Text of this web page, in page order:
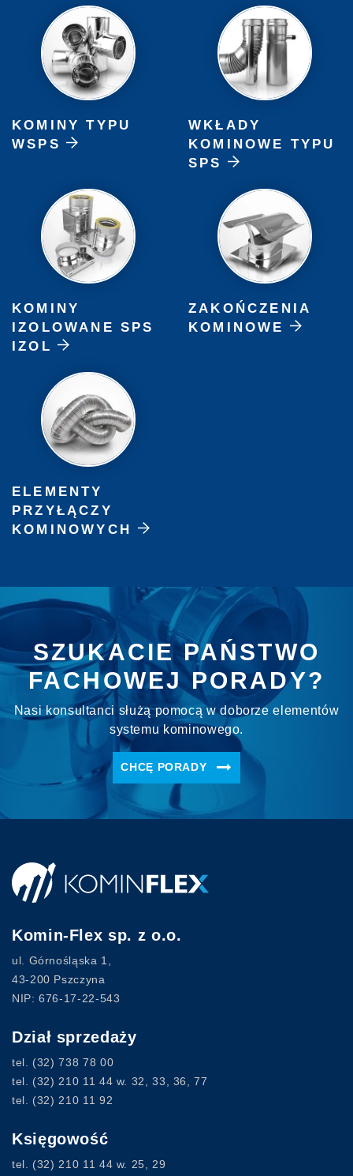
KOMINY TYPU
WSPS
WKŁADY
KOMINOWE TYPU
SPS
KOMINY
IZOLOWANE SPS
IZOL
ZAKOŃCZENIA
KOMINOWE
ELEMENTY
PRZYŁĄCZY
KOMINOWYCH
SZUKACIE PAŃSTWO
FACHOWEJ PORADY?
Nasi konsultanci służą pomocą w doborze elementów
systemu kominowego.
CHCĘ PORADY
Komin-Flex sp. z o.o.
ul. Górnośląska 1,
43-200 Pszczyna
NIP: 676-17-22-543
Dział sprzedaży
tel. (32) 738 78 00
tel. (32) 210 11 44 w. 32, 33, 36, 77
tel. (32) 210 11 92
Księgowość
tel. (32) 210 11 44 w. 25, 29